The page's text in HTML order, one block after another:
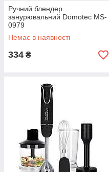
Ручний блендер
занурювальний Domotec MS-
0979
Немає в наявності
334 ₴